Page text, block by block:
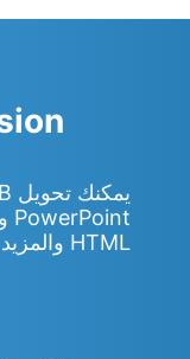
HTML والمزيد